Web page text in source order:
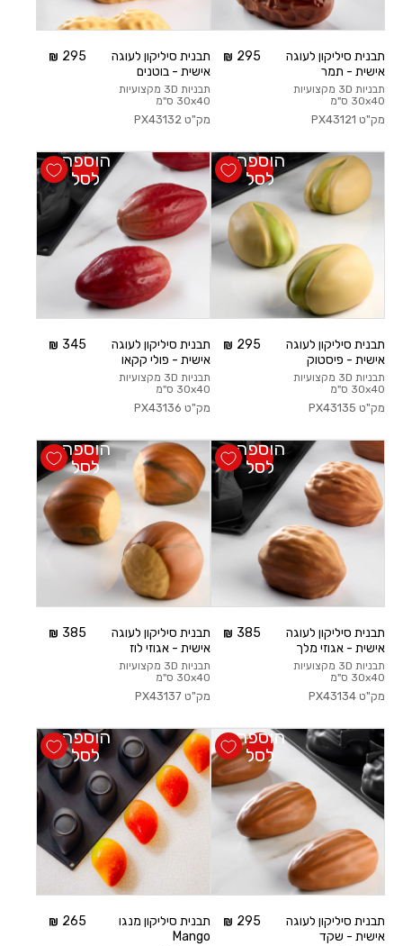
להרשמה
תבנית סיליקון לעוגה
אישית - תמר
תבניות 3D מקצועיות
30x40 ס"מ
מק"ט PX43121
295
תבנית סיליקון לעוגה
אישית - בוטנים
תבניות 3D מקצועיות
30x40 ס"מ
מק"ט PX43132
295
תבנית סיליקון לעוגה
אישית - פיסטוק
תבניות 3D מקצועיות
30x40 ס"מ
מק"ט PX43135
295
הוספה
לסל
תבנית סיליקון לעוגה
אישית - פולי קקאו
תבניות 3D מקצועיות
30x40 ס"מ
מק"ט PX43136
345
הוספה
לסל
תבנית סיליקון לעוגה
אישית - אגוזי מלך
תבניות 3D מקצועיות
30x40 ס"מ
מק"ט PX43134
385
הוספה
לסל
תבנית סיליקון לעוגה
אישית - אגוזי לוז
תבניות 3D מקצועיות
30x40 ס"מ
מק"ט PX43137
385
הוספה
לסל
תבנית סיליקון לעוגה
אישית - שקד
295
הוספה
לסל
תבנית סיליקון מנגו
Mango
265
הוספה
לסל